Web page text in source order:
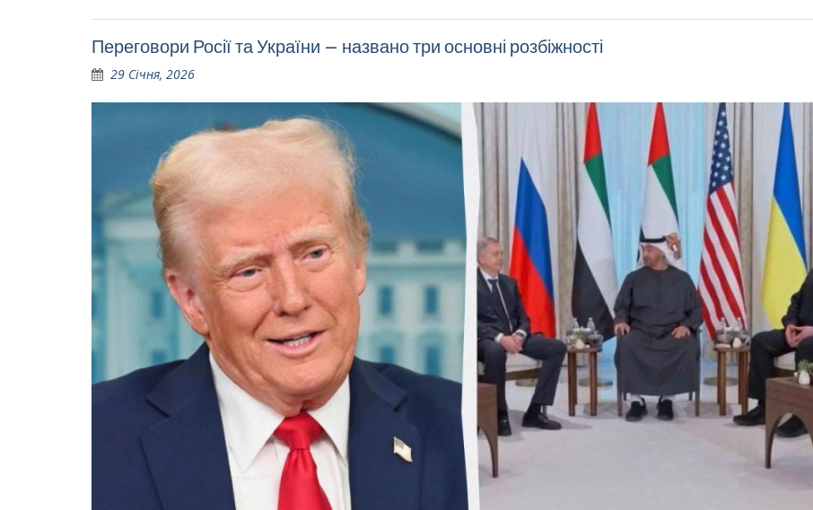
Переговори Росії та України – названо три основні розбіжності
29 Січня, 2026